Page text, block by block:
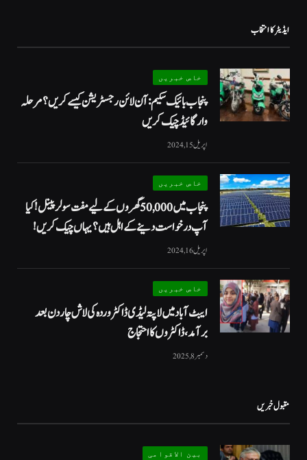
ایڈیٹر کا انتخاب
خاص خبریں
پنجاب بائیک سکیم: آن لائن رجسٹریشن کیسے کریں؟ مرحلہ
وار گائیڈ چیک کریں
اپریل 15, 2024
خاص خبریں
پنجاب میں 50,000 گھروں کے لیے مفت سولر پینل! کیا
آپ درخواست دینے کے اہل ہیں؟ یہاں چیک کریں!
اپریل 16, 2024
خاص خبریں
ایبٹ آباد میں لاپتہ لیڈی ڈاکٹر وردہ کی لاش چار دن بعد
برآمد، ڈاکٹروں کا احتجاج
دسمبر 8, 2025
مقبول خبریں
بین الاقوامی